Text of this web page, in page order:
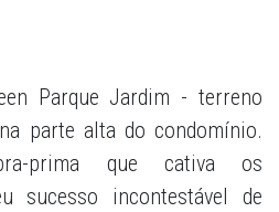
Parque Jardim - terreno
parte alta do condomínio.
prima que cativa os
sucesso incontestável de